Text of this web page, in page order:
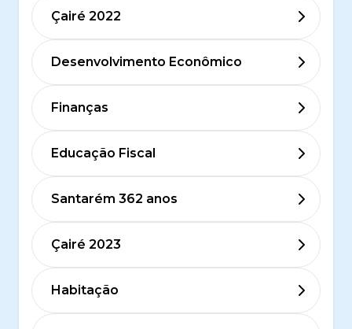
Çairé 2022
Desenvolvimento Econômico
Finanças
Educação Fiscal
Santarém 362 anos
Çairé 2023
Habitação